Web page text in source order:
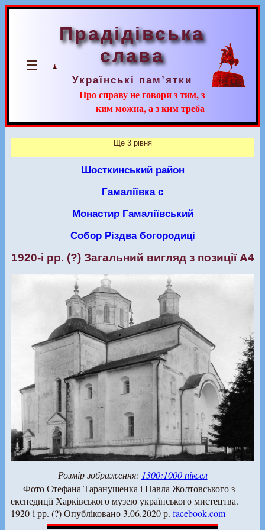
☰
Прадідівська
слава
Українські пам’ятки
Про справу не говори з тим, з
ким можна, а з ким треба
Ще 3 рівня
Шосткинський район
Гамаліївка с
Монастир Гамаліївський
Собор Різдва богородиці
1920-і рр. (?) Загальний вигляд з позиції А4
Розмір зображення: 1300:1000 піксел
Фото Стефана Таранушенка і Павла Жолтовського з
експедиції Харківського музею українського мистецтва.
1920-і рр. (?) Опубліковано 3.06.2020 р. facebook.com